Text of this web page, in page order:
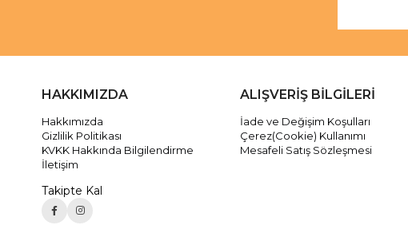
HAKKIMIZDA
Hakkımızda
Gizlilik Politikası
KVKK Hakkında Bilgilendirme
İletişim
Takipte Kal
ALIŞVERİŞ BİLGİLERİ
İade ve Değişim Koşulları
Çerez(Cookie) Kullanımı
Mesafeli Satış Sözleşmesi